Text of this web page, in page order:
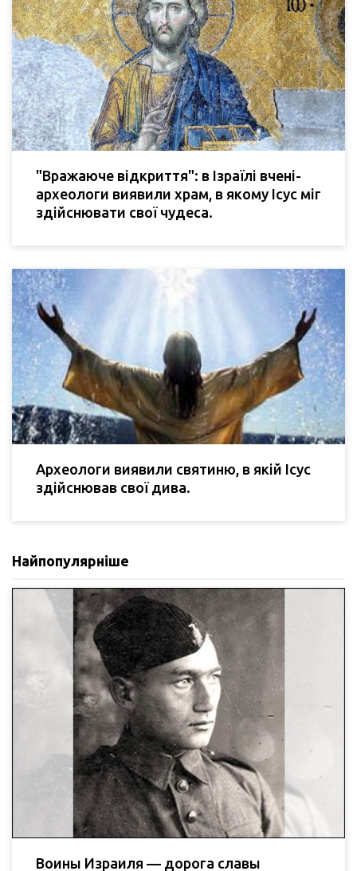
"Вражаюче відкриття": в Ізраїлі вчені-
археологи виявили храм, в якому Ісус міг
здійснювати свої чудеса.
Археологи виявили святиню, в якій Ісус
здійснював свої дива.
Найпопулярніше
Воины Израиля — дорога славы